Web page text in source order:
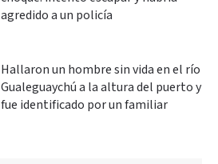
agredido a un policía
Hallaron un hombre sin vida en el río
Gualeguaychú a la altura del puerto y
fue identificado por un familiar